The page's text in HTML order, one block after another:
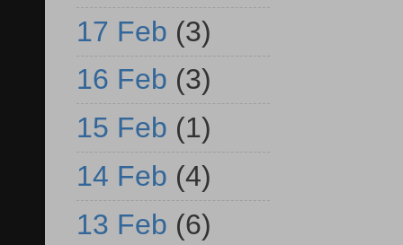
17 Feb (3)
16 Feb (3)
15 Feb (1)
14 Feb (4)
13 Feb (6)